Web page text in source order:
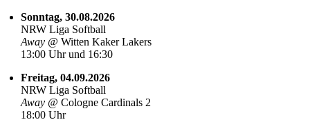
Sonntag, 30.08.2026
NRW Liga Softball
Away @Witten Kaker Lakers
13:00 Uhr und 16:30
Freitag, 04.09.2026
NRW Liga Softball
Away @ Cologne Cardinals 2
18:00 Uhr